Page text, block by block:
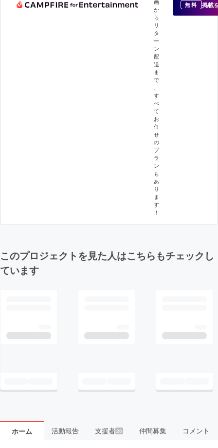
か
ら
リ
タ
ー
ン
配
送
ま
で
す
べ
て
お
任
せ
の
プ
ラ
ン
も
あ
り
ま
す
！
無料 掲載
このプロジェクトを見た人はこちらもチェックし
ています
ホーム 活動報告 支援者 26 仲間募集 コメント